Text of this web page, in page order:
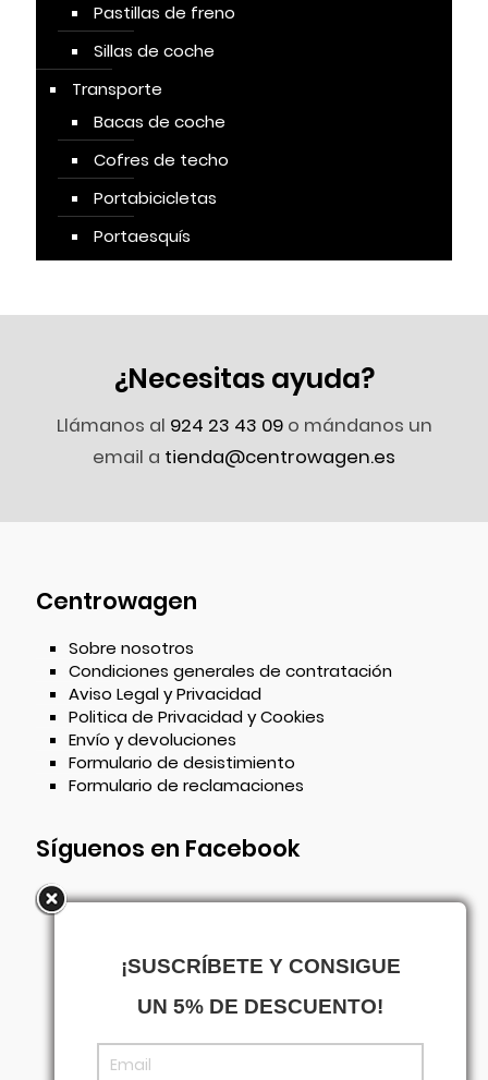
Pastillas de freno
Sillas de coche
Transporte
Bacas de coche
Cofres de techo
Portabicicletas
Portaesquís
¿Necesitas ayuda?
Llámanos al 924 23 43 09o mándanos un
email a tienda@centrowagen.es
Centrowagen
Sobre nosotros
Condiciones generales de contratación
Aviso Legal y Privacidad
Politica de Privacidad y Cookies
Envío y devoluciones
Formulario de desistimiento
Formulario de reclamaciones
Síguenos en Facebook
¡SUSCRÍBETE Y CONSIGUE
UN 5% DE DESCUENTO!